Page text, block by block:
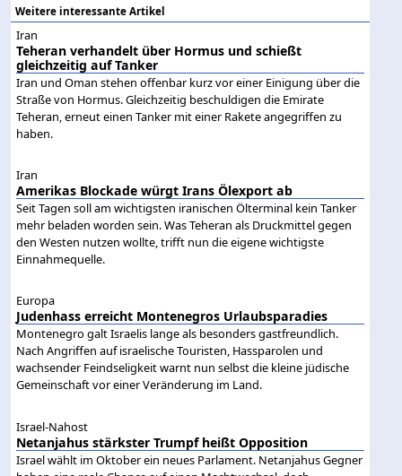
Weitere interessante Artikel
Iran
Teheran verhandelt über Hormus und schießt
gleichzeitig auf Tanker
Iran und Oman stehen offenbar kurz vor einer Einigung über die
Straße von Hormus. Gleichzeitig beschuldigen die Emirate
Teheran, erneut einen Tanker mit einer Rakete angegriffen zu
haben.
Iran
Amerikas Blockade würgt Irans Ölexport ab
Seit Tagen soll am wichtigsten iranischen Ölterminal kein Tanker
mehr beladen worden sein. Was Teheran als Druckmittel gegen
den Westen nutzen wollte, trifft nun die eigene wichtigste
Einnahmequelle.
Europa
Judenhass erreicht Montenegros Urlaubsparadies
Montenegro galt Israelis lange als besonders gastfreundlich.
Nach Angriffen auf israelische Touristen, Hassparolen und
wachsender Feindseligkeit warnt nun selbst die kleine jüdische
Gemeinschaft vor einer Veränderung im Land.
Israel-Nahost
Netanjahus stärkster Trumpf heißt Opposition
Israel wählt im Oktober ein neues Parlament. Netanjahus Gegner